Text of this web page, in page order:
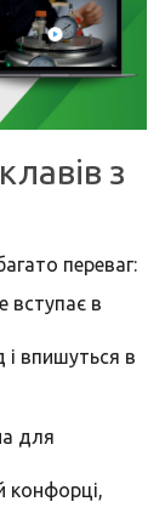
з
переваг:
вступає в
і впишуться в
для
конфорці,